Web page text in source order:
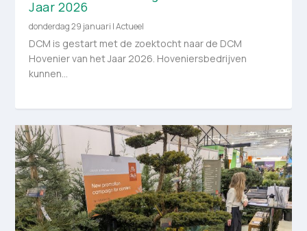
Jaar 2026
donderdag 29 januari |Actueel
DCM is gestart met de zoektocht naar de DCM
Hovenier van het Jaar 2026. Hoveniersbedrijven
kunnen...